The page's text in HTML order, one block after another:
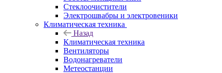
Стеклоочистители
Электрошвабры и электровеники
Климатическая техника
Назад
Климатическая техника
Вентиляторы
Водонагреватели
Метеостанции